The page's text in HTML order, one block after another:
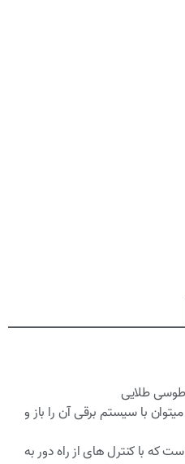
طلایی
با سیستم برقی آن را باز و
که با کنترل های از راه دور به